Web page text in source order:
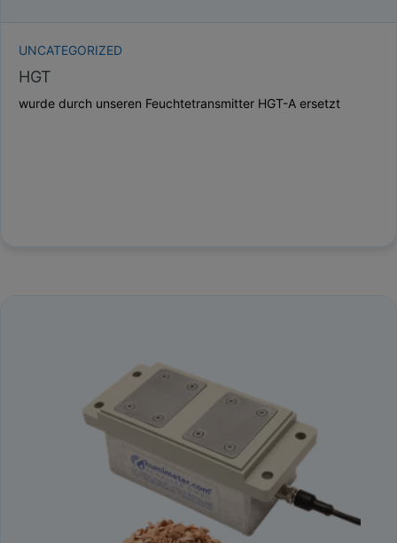
UNCATEGORIZED
HGT
wurde durch unseren Feuchtetransmitter HGT-A ersetzt